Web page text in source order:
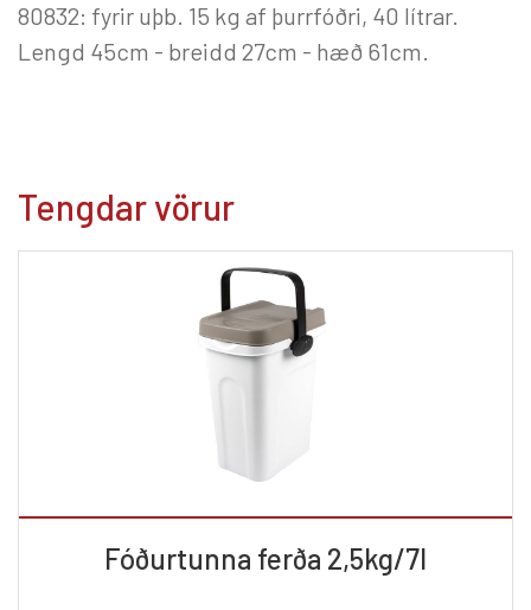
80832: fyrir uþb. 15 kg af þurrfóðri, 40 lítrar.
Lengd 45cm - breidd 27cm - hæð 61cm.
Tengdar vörur
Fóðurtunna ferða 2,5kg/7l